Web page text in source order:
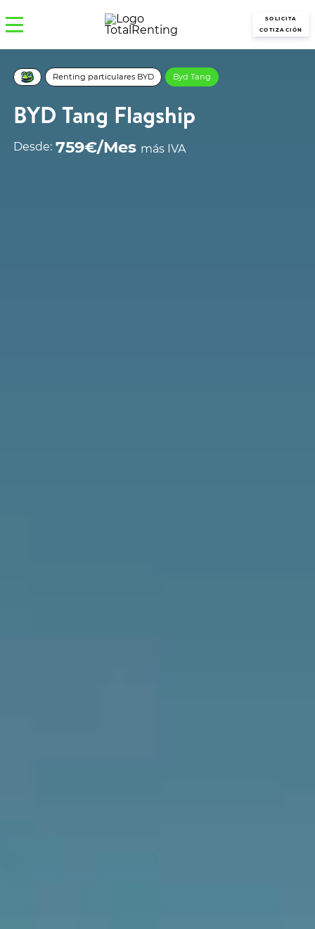
SOLICITA
COTIZACIÓN
Renting particulares BYD Byd Tang
BYD Tang Flagship
Desde: 759€/Mes más IVA